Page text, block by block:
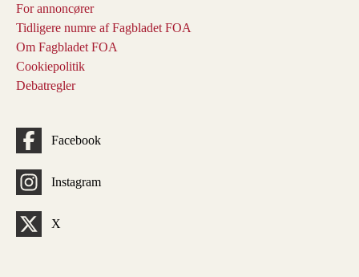
For annoncører
Tidligere numre af Fagbladet FOA
Om Fagbladet FOA
Cookiepolitik
Debatregler
Facebook
Instagram
X